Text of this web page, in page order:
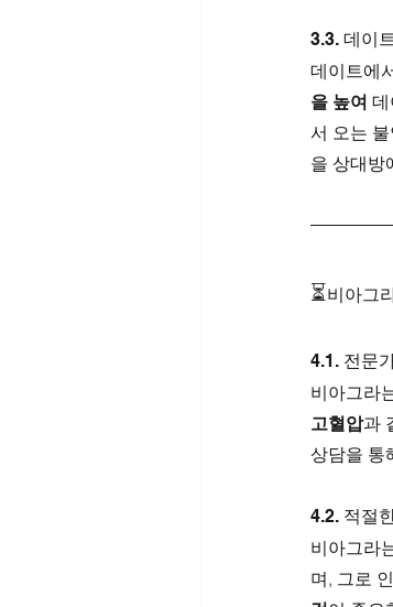
3.3. 데이
데이트에
을 높여
서 오는
을 상대방
⏳비아그
4.1. 전문
비아그라
고혈압과
상담을 통
4.2. 적절
비아그라
며, 그로